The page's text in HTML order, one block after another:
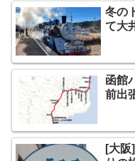
冬の
て大
函館
前出
[大